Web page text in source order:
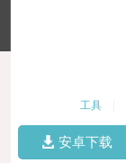
工具
安卓下载